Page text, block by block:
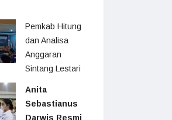
Pemkab Hitung
dan Analisa
Anggaran
Sintang Lestari
Anita
Sebastianus
Darwis Resmi